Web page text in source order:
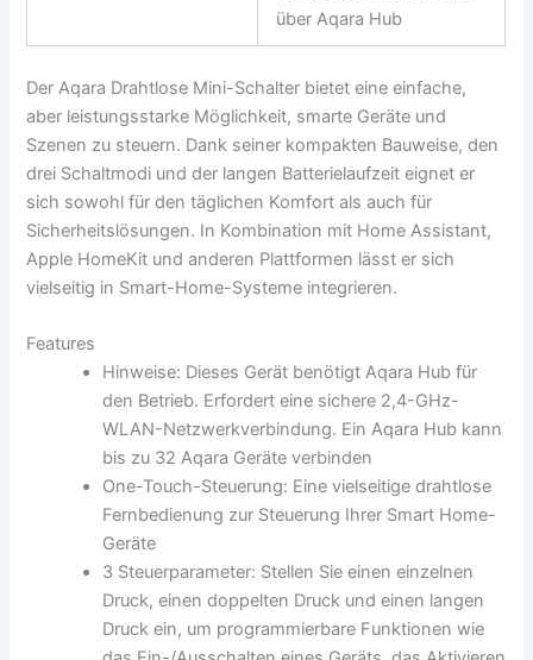
über Aqara Hub
Der Aqara Drahtlose Mini-Schalter bietet eine einfache,
aber leistungsstarke Möglichkeit, smarte Geräte und
Szenen zu steuern. Dank seiner kompakten Bauweise, den
drei Schaltmodi und der langen Batterielaufzeit eignet er
sich sowohl für den täglichen Komfort als auch für
Sicherheitslösungen. In Kombination mit Home Assistant,
Apple HomeKit und anderen Plattformen lässt er sich
vielseitig in Smart-Home-Systeme integrieren.
Features
Hinweise: Dieses Gerät benötigt Aqara Hub für
den Betrieb. Erfordert eine sichere 2,4-GHz-
WLAN-Netzwerkverbindung. Ein Aqara Hub kann
bis zu 32 Aqara Geräte verbinden
One-Touch-Steuerung: Eine vielseitige drahtlose
Fernbedienung zur Steuerung Ihrer Smart Home-
Geräte
3 Steuerparameter: Stellen Sie einen einzelnen
Druck, einen doppelten Druck und einen langen
Druck ein, um programmierbare Funktionen wie